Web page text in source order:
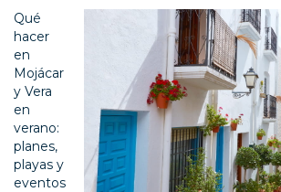
Qué
hacer
en
Mojácar
y Vera
en
verano:
planes,
playas y
eventos